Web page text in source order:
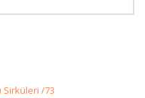
Sirküleri /73